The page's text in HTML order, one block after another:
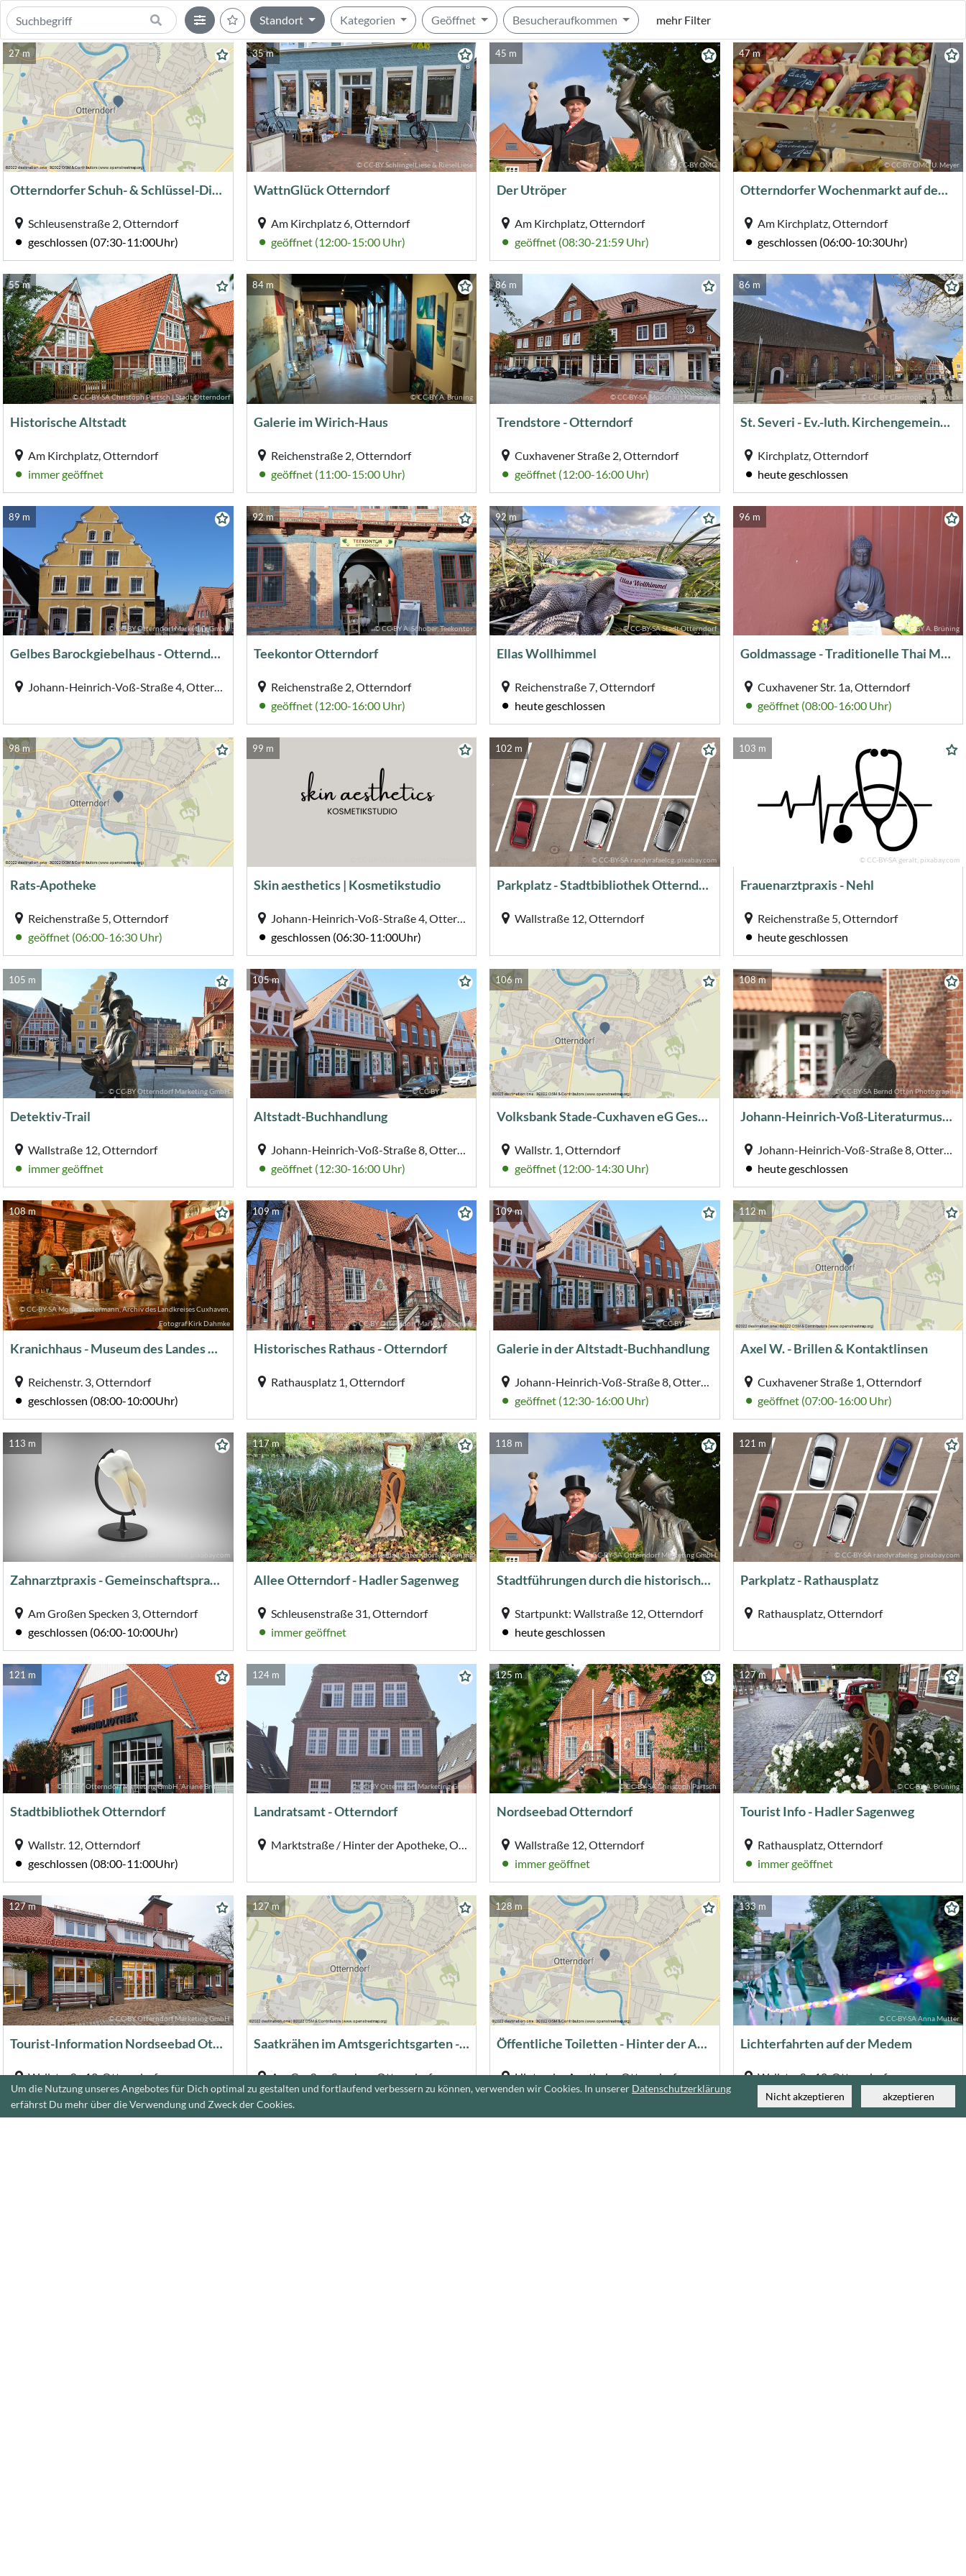
Standort Kategorien Geöffnet Besucheraufkommen mehr Filter
27 m
Otterndorfer Schuh- & Schlüssel-Dienst
Schleusenstraße 2, Otterndorf
geschlossen (07:30-11:00Uhr)
© CC-BY SchlingelLiese & RieselLiese
35 m
WattnGlück Otterndorf
Am Kirchplatz 6, Otterndorf
geöffnet (12:00-15:00 Uhr)
© CC-BY OMG
45 m
Der Utröper
Am Kirchplatz, Otterndorf
geöffnet (08:30-21:59 Uhr)
© CC-BY OMG U. Meyer
47 m
Otterndorfer Wochenmarkt auf dem Kirchplatz
Am Kirchplatz, Otterndorf
geschlossen (06:00-10:30Uhr)
© CC-BY-SA Christoph Partsch | Stadt Otterndorf
55 m
Historische Altstadt
Am Kirchplatz, Otterndorf
immer geöffnet
© CC-BY A. Brüning
84 m
Galerie im Wirich-Haus
Reichenstraße 2, Otterndorf
geöffnet (11:00-15:00 Uhr)
© CC-BY-SA Modehaus Kammann
86 m
Trendstore - Otterndorf
Cuxhavener Straße 2, Otterndorf
geöffnet (12:00-16:00 Uhr)
© CC-BY Christoph Schönbeck
86 m
St. Severi - Ev.-luth. Kirchengemeinde Otterndorf
Kirchplatz, Otterndorf
heute geschlossen
© CC-BY Otterndorf Marketing GmbH
89 m
Gelbes Barockgiebelhaus - Otterndorf
Johann-Heinrich-Voß-Straße 4, Otterndorf
© CC-BY A. Schober, Teekontor
92 m
Teekontor Otterndorf
Reichenstraße 2, Otterndorf
geöffnet (12:00-16:00 Uhr)
© CC-BY-SA Stadt Otterndorf
92 m
Ellas Wollhimmel
Reichenstraße 7, Otterndorf
heute geschlossen
© CC-BY A. Brüning
96 m
Goldmassage - Traditionelle Thai Massage
Cuxhavener Str. 1a, Otterndorf
geöffnet (08:00-16:00 Uhr)
98 m
Rats-Apotheke
Reichenstraße 5, Otterndorf
geöffnet (06:00-16:30 Uhr)
99 m
Skin aesthetics | Kosmetikstudio
Johann-Heinrich-Voß-Straße 4, Otterndorf
geschlossen (06:30-11:00Uhr)
© CC-BY-SA randyrafaelcg, pixabay.com
102 m
Parkplatz - Stadtbibliothek Otterndorf
Wallstraße 12, Otterndorf
© CC-BY-SA geralt, pixabay.com
103 m
Frauenarztpraxis - Nehl
Reichenstraße 5, Otterndorf
heute geschlossen
© CC-BY Otterndorf Marketing GmbH
105 m
Detektiv-Trail
Wallstraße 12, Otterndorf
immer geöffnet
© CC-BY A.Brüning
105 m
Altstadt-Buchhandlung
Johann-Heinrich-Voß-Straße 8, Otterndorf
geöffnet (12:30-16:00 Uhr)
106 m
Volksbank Stade-Cuxhaven eG Geschäftsstelle Otterndorf
Wallstr. 1, Otterndorf
geöffnet (12:00-14:30 Uhr)
© CC-BY-SA Bernd Otten Photographie
108 m
Johann-Heinrich-Voß-Literaturmuseum
Johann-Heinrich-Voß-Straße 8, Otterndorf
heute geschlossen
© CC-BY-SA Mona Berstermann, Archiv des Landkreises Cuxhaven,
Fotograf Kirk Dahmke
108 m
Kranichhaus - Museum des Landes Hadeln
Reichenstr. 3, Otterndorf
geschlossen (08:00-10:00Uhr)
© CC-BY Otterndorf Marketing GmbH
109 m
Historisches Rathaus - Otterndorf
Rathausplatz 1, Otterndorf
© CC-BY A.Brüning
109 m
Galerie in der Altstadt-Buchhandlung
Johann-Heinrich-Voß-Straße 8, Otterndorf
geöffnet (12:30-16:00 Uhr)
112 m
Axel W. - Brillen & Kontaktlinsen
Cuxhavener Straße 1, Otterndorf
geöffnet (07:00-16:00 Uhr)
© CC-BY-SA LionFive, pixabay.com
113 m
Zahnarztpraxis - Gemeinschaftspraxis Orban & Haase
Am Großen Specken 3, Otterndorf
geschlossen (06:00-10:00Uhr)
© CC-BY Nordseebad Otterndorf, A. Brüning
117 m
Allee Otterndorf - Hadler Sagenweg
Schleusenstraße 31, Otterndorf
immer geöffnet
© CC-BY-SA Otterndorf Marketing GmbH
118 m
Stadtführungen durch die historische Altstadt
Startpunkt: Wallstraße 12, Otterndorf
heute geschlossen
© CC-BY-SA randyrafaelcg, pixabay.com
121 m
Parkplatz - Rathausplatz
Rathausplatz, Otterndorf
© CC-BY Otterndorf Marketing GmbH, Ariane Brüning
121 m
Stadtbibliothek Otterndorf
Wallstr. 12, Otterndorf
geschlossen (08:00-11:00Uhr)
© CC-BY Otterndorf Marketing GmbH
124 m
Landratsamt - Otterndorf
Marktstraße / Hinter der Apotheke, Otterndorf
© CC-BY-SA Christoph Partsch
125 m
Nordseebad Otterndorf
Wallstraße 12, Otterndorf
immer geöffnet
© CC-BY A. Brüning
127 m
Tourist Info - Hadler Sagenweg
Rathausplatz, Otterndorf
immer geöffnet
© CC-BY Otterndorf Marketing GmbH
127 m
Tourist-Information Nordseebad Otterndorf
Wallstraße 12, Otterndorf
geöffnet (07:00-15:00 Uhr)
127 m
Saatkrähen im Amtsgerichtsgarten - Hadler Sagenweg
Am Großen Specken, Otterndorf
immer geöffnet
128 m
Öffentliche Toiletten - Hinter der Apotheke
Hinter der Apotheke, Otterndorf
geöffnet (07:00-16:00 Uhr)
© CC-BY-SA Anna Mutter
133 m
Lichterfahrten auf der Medem
Wallstraße 12, Otterndorf
Um die Nutzung unseres Angebotes für Dich optimal zu gestalten und fortlaufend verbessern zu können, verwenden wir Cookies. In unserer Datenschutzerklärung
erfährst Du mehr über die Verwendung und Zweck der Cookies.
Nicht akzeptieren akzeptieren